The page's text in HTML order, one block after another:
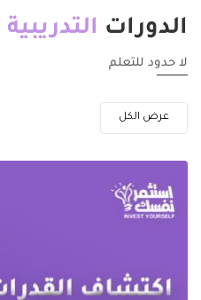
الدورات التدريبية
لا حدود للتعلم
عرض الكل